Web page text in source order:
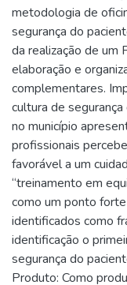
metodologia de
segurança do
da realização de um
elaboração e
complementares.
cultura de
no município
profissionais
favorável a um
“treinamento em
como um ponto
identificados como
identificação o
segurança do
Produto: Como